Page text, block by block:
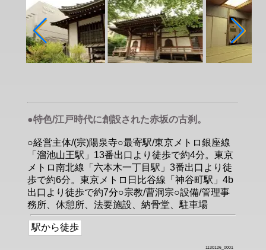
●特色/江戸時代に創設された赤坂の古刹。
○経営主体/(宗)陽泉寺○最寄駅/東京メトロ銀座線
「溜池山王駅」13番出口より徒歩で約4分。東京
メトロ南北線「六本木一丁目駅」3番出口より徒
歩で約6分。東京メトロ日比谷線「神谷町駅」4b
出口より徒歩で約7分○宗教/曹洞宗○設備/管理事
務所、休憩所、法要施設、納骨堂、駐車場
駅から徒歩
1130126_0001